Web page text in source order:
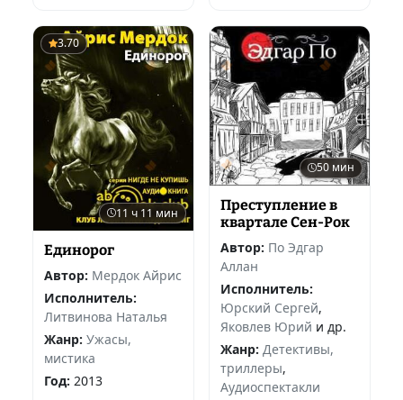
3.70
11 ч 11 мин
Единорог
Автор: Мердок Айрис
Исполнитель:
Литвинова Наталья
Жанр: Ужасы,
мистика
Год: 2013
50 мин
Преступление в
квартале Сен-Рок
Автор: По Эдгар
Аллан
Исполнитель:
Юрский Сергей,
Яковлев Юрий и др.
Жанр: Детективы,
триллеры,
Аудиоспектакли